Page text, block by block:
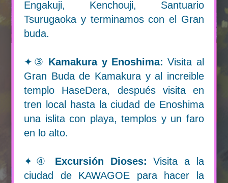
EXCURSIONES CERCA DE
TOKYO
INFORMACIÓN
Engakuji, Kenchouji, Santuario
Tsurugaoka y terminamos con el Gran
buda.
✦③ Kamakura y Enoshima:Visita al
Gran Buda de Kamakura y al increible
templo HaseDera, después visita en
tren local hasta la ciudad de Enoshima
una islita con playa, templos y un faro
en lo alto.
✦④ Excursión Dioses:Visita a la
ciudad de KAWAGOE para hacer la